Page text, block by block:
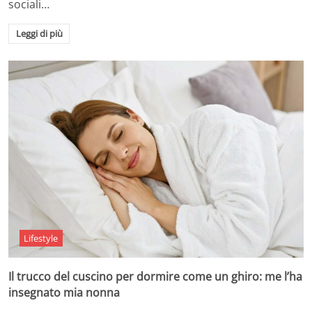
sociali…
Leggi di più
Lifestyle
Il trucco del cuscino per dormire come un ghiro: me l’ha
insegnato mia nonna